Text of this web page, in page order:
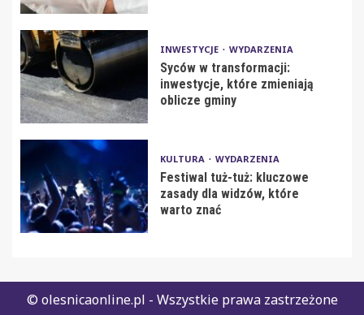
INWESTYCJE WYDARZENIA
Syców w transformacji:
inwestycje, które zmieniają
oblicze gminy
KULTURA WYDARZENIA
Festiwal tuż-tuż: kluczowe
zasady dla widzów, które
warto znać
© olesnicaonline.pl - Wszystkie prawa zastrzeżone